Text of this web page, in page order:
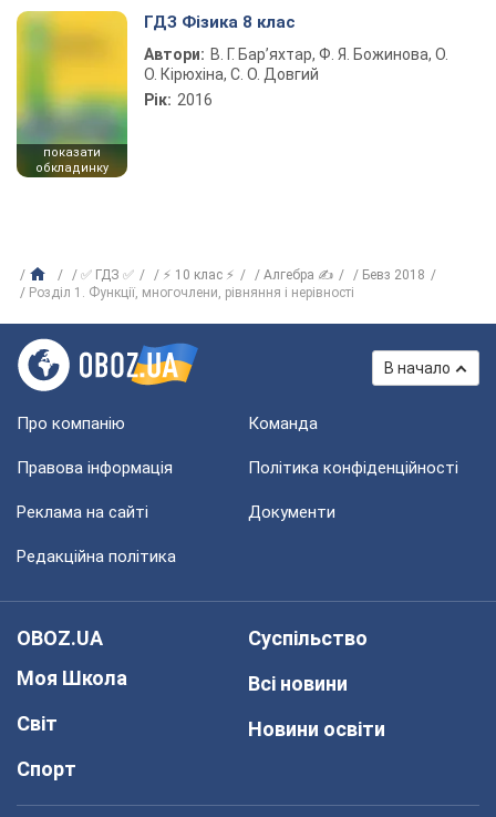
показати
обкладинку
ГДЗ Фізика 8 клас
Автори: В. Г. Бар’яхтар, Ф. Я. Божинова, О.
О. Кірюхіна, С. О. Довгий
Рік: 2016
✅ ГДЗ ✅ ⚡ 10 клас ⚡ Алгебра ✍
Бевз 2018
Розділ 1. Функції, многочлени, рівняння і нерівності
В начало
Про компанію Команда
Правова інформація Політика конфіденційності
Реклама на сайті Документи
Редакційна політика
OBOZ.UA
Моя Школа
Світ
Спорт
Суспільство
Всі новини
Новини освіти